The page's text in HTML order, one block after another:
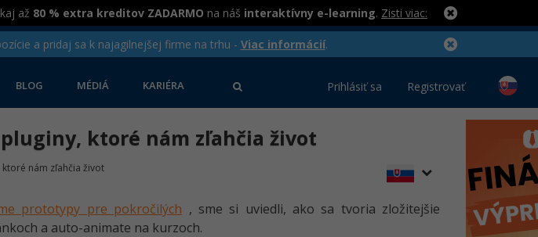
až 80 % extra kreditov ZADARMO na náš interaktívny e-learning. Zisti viac:
a pridaj sa k najagilnejšej firme na trhu - Viac informácií.
BLOG MÉDIÁ KARIÉRA Prihlásiť sa Registrovať
pluginy, ktoré nám zľahčia život
nám zľahčia život
prototypy pre pokročilých , sme si uviedli, ako sa tvoria zložitejšie
a auto-animate na kurzoch.